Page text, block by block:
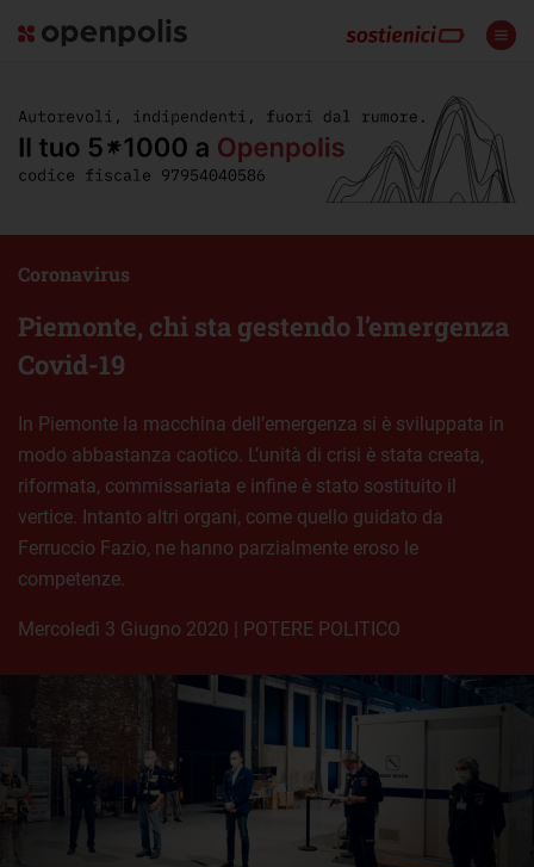
Piemonte, chi sta gestendo l’emergenza
Covid-19
Coronavirus
In Piemonte la macchina dell’emergenza si è sviluppata in
modo abbastanza caotico. L’unità di crisi è stata creata,
riformata, commissariata e infine è stato sostituito il
vertice. Intanto altri organi, come quello guidato da
Ferruccio Fazio, ne hanno parzialmente eroso le
competenze.
mercoledì 3 Giugno 2020 | POTERE POLITICO